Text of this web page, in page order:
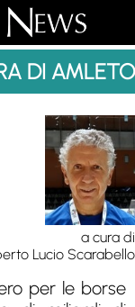
DI AMLETO
a cura di
Lucio Scarabello
per le borse